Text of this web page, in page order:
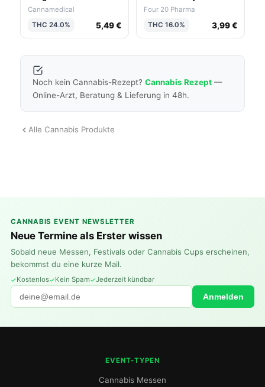
Cannamedical
THC 24.0%
5,49 €
Four 20 Pharma
THC 16.0%
3,99 €
Noch kein Cannabis-Rezept? Cannabis Rezept —
Online-Arzt, Beratung & Lieferung in 48h.
Alle Cannabis Produkte
CANNABIS EVENT NEWSLETTER
Neue Termine als Erster wissen
Sobald neue Messen, Festivals oder Cannabis Cups erscheinen,
bekommst du eine kurze Mail.
Kostenlos Kein Spam Jederzeit kündbar
Anmelden
EVENT-TYPEN
Cannabis Messen